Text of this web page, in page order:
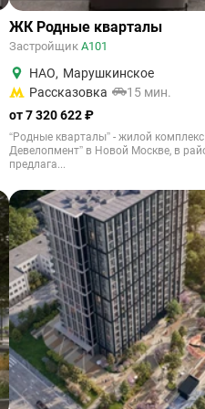
ЖК Родные кварталы
Застройщик А101
НАО, Марушкинское
Рассказовка
15 мин.
от 7 320 622 ₽
“Родные кварталы” - жилой
Девелопмент” в Новой Москве, в
предлага...